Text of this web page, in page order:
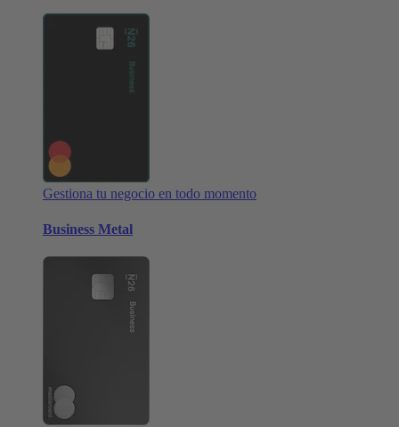
Gestiona tu negocio en todo momento
Business Metal